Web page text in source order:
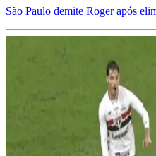
São Paulo demite Roger após